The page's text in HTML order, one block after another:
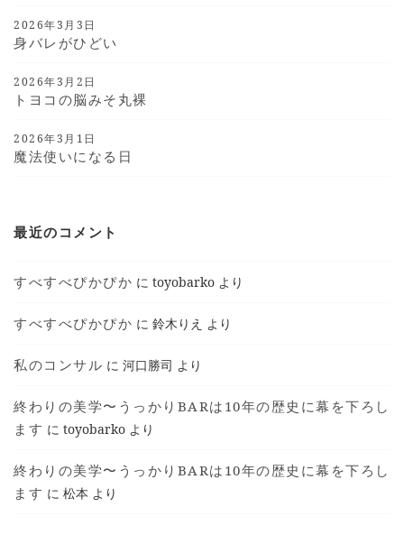
2026年3月3日
身バレがひどい
2026年3月2日
トヨコの脳みそ丸裸
2026年3月1日
魔法使いになる日
最近のコメント
すべすべぴかぴか にtoyobarko より
すべすべぴかぴか に鈴木りえ より
私のコンサル に河口勝司 より
終わりの美学〜うっかりBARは10年の歴史に幕を下ろし
ます にtoyobarko より
終わりの美学〜うっかりBARは10年の歴史に幕を下ろし
ます に松本 より